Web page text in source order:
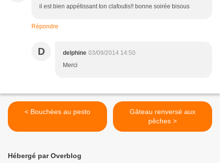
il est bien appétissant ton clafoutis!! bonne soirée bisous
Répondre
D delphine 03/09/2014 14:50
Merci
< Bouchées au pesto
Gâteau renversé aux
pêches >
Hébergé par Overblog